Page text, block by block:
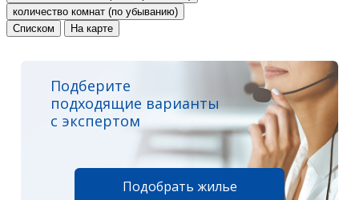
количество комнат (по убыванию)
Списком
На карте
Подберите
подходящие варианты
с экспертом
Подобрать жилье